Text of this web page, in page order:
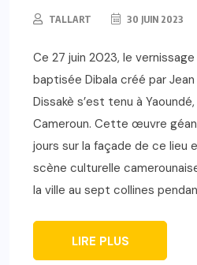
TALLART 30 JUIN 2023
Ce 27 juin 2023, le
baptisée Dibala créé par Jean
Dissakè s’est tenu à
Cameroun. Cette œuvre
jours sur la façade de ce lieu
scène culturelle
la ville au sept collines
LIRE PLUS